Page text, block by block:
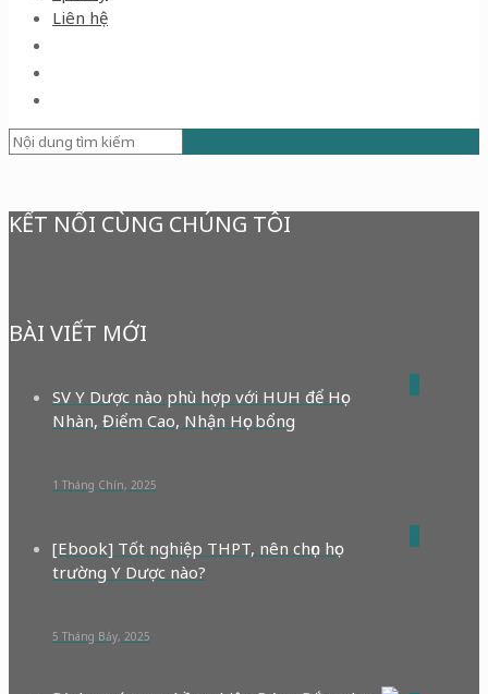
Liên hệ
KẾT NỐI CÙNG CHÚNG TÔI
BÀI VIẾT MỚI
SV Y Dược nào phù hợp với HUH để Học
Nhàn, Điểm Cao, Nhận Học bổng
1 Tháng Chín, 2025
[Ebook] Tốt nghiệp THPT, nên chọn học
trường Y Dược nào?
5 Tháng Bảy, 2025